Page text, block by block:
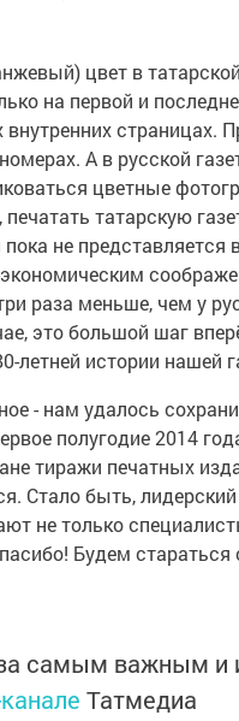
цвет в
на первой и
страницах.
А в русской
цветные
татарскую
пока не
раза меньше, чем у
это большой шаг
летней истории нашей
- нам удалось
полугодие 2014
тиражи печатных
Стало быть, лидерский
не только
Будем
самым важным и
Татмедиа